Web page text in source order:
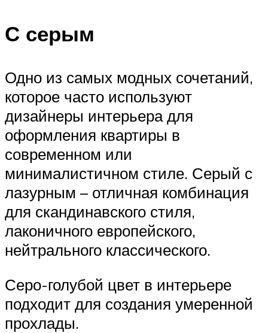
С серым
Одно из самых модных сочетаний,
которое часто используют
дизайнеры интерьера для
оформления квартиры в
современном или
минималистичном стиле. Серый с
лазурным – отличная комбинация
для скандинавского стиля,
лаконичного европейского,
нейтрального классического.
Серо-голубой цвет в интерьере
подходит для создания умеренной
прохлады.